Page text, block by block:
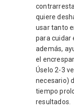
quiere
usar tanto
para cuidar
además,
el
Úselo 2-3
necesario)
tiempo
resultados.